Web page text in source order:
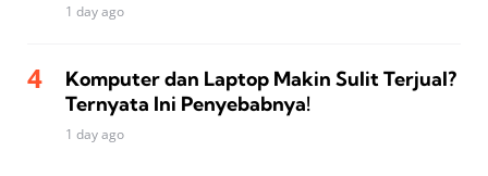
1 day ago
Komputer dan Laptop Makin Sulit Terjual?
Ternyata Ini Penyebabnya!
1 day ago